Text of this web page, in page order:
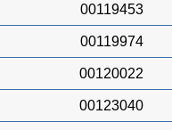
00119453
00119974
00120022
00123040